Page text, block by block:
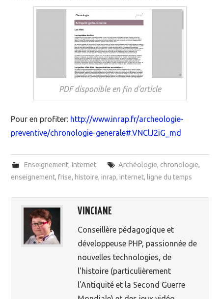
PDF disponible en fin d’article
Pour en profiter: http://www.inrap.fr/archeologie-
preventive/chronologie-generale#.VNClJ2iG_md
Enseignement, Internet Archéologie, chronologie,
enseignement,frise, histoire,inrap,internet, ligne du temps
VINCIANE
Conseillère pédagogique et
développeuse PHP, passionnée de
nouvelles technologies, de
l'histoire (particulièrement
l'Antiquité et la Second Guerre